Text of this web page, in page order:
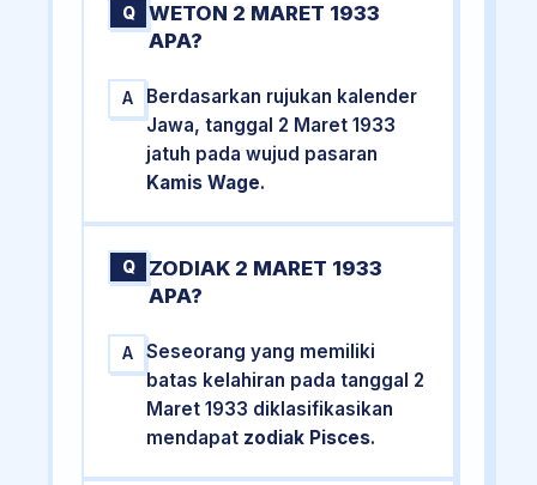
Q
WETON 2 MARET 1933
APA?
A
Berdasarkan rujukan kalender
Jawa, tanggal 2 Maret 1933
jatuh pada wujud pasaran
Kamis Wage.
Q
ZODIAK 2 MARET 1933
APA?
A
Seseorang yang memiliki
batas kelahiran pada tanggal 2
Maret 1933 diklasifikasikan
mendapat zodiak Pisces.